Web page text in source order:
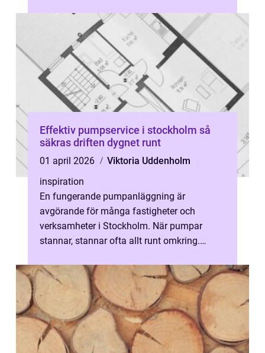
Effektiv pumpservice i stockholm så
säkras driften dygnet runt
01 april 2026
Viktoria Uddenholm
inspiration
En fungerande pumpanläggning är
avgörande för många fastigheter och
verksamheter i Stockholm. När pumpar
stannar, stannar ofta allt runt omkring.
kan börj...